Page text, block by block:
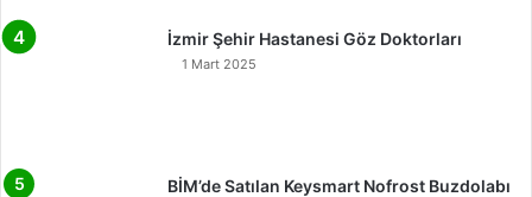
İzmir Şehir Hastanesi Göz Doktorları
1 Mart 2025
BİM’de Satılan Keysmart Nofrost Buzdolabı